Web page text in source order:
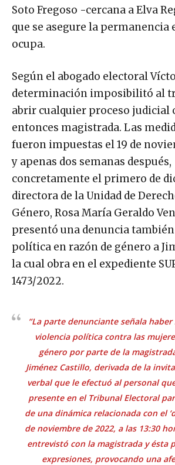
Soto Fregoso -cercana a Elva
que se asegure la permanencia
ocupa.
Según el abogado electoral
determinación imposibilitó al
abrir cualquier proceso judicial
entonces magistrada. Las
fueron impuestas el 19 de
y apenas dos semanas después,
concretamente el primero de
directora de la Unidad de
Género, Rosa María Geraldo
presentó una denuncia
política en razón de género a
la cual obra en el expediente
1473/2022.
“La parte denunciante señala
violencia política contra las
género por parte de la
Jiménez Castillo, derivada de la
verbal que le efectuó al personal
presente en el Tribunal Electoral
de una dinámica relacionada con el
de noviembre de 2022, a las 13:30
entrevistó con la magistrada y ésta
expresiones, provocando una